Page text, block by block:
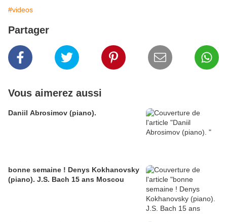
#videos
Partager
Vous aimerez aussi
Daniil Abrosimov (piano).
bonne semaine ! Denys Kokhanovsky
(piano). J.S. Bach 15 ans Moscou